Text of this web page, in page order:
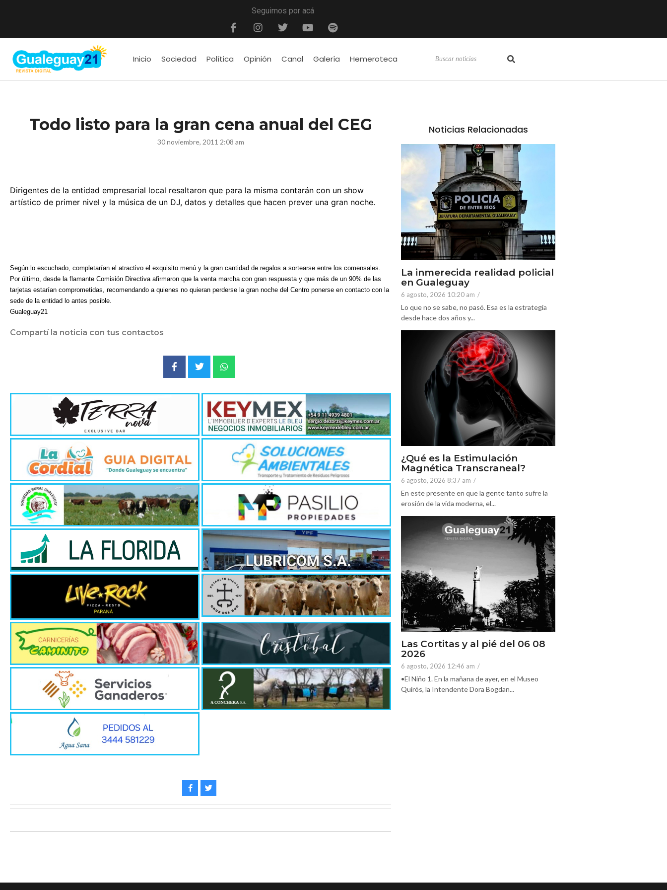
Seguimos por acá
Inicio Sociedad Política Opinión Canal Galería Hemeroteca
Todo listo para la gran cena anual del CEG
30 noviembre, 2011 2:08 am
Dirigentes de la entidad empresarial local resaltaron que para la misma contarán con un show
artístico de primer nivel y la música de un DJ, datos y detalles que hacen prever una gran noche.
Según lo escuchado, completarían el atractivo el exquisito menú y la gran cantidad de regalos a sortearse entre los comensales.
Por último, desde la flamante Comisión Directiva afirmaron que la venta marcha con gran respuesta y que más de un 90% de las
tarjetas estarían comprometidas, recomendando a quienes no quieran perderse la gran noche del Centro ponerse en contacto con la
sede de la entidad lo antes posible.
Gualeguay21
Compartí la noticia con tus contactos
Noticias Relacionadas
La inmerecida realidad policial
en Gualeguay
6 agosto, 2026 10:20 am /
Lo que no se sabe, no pasó. Esa es la estrategia
desde hace dos años y...
¿Qué es la Estimulación
Magnética Transcraneal?
6 agosto, 2026 8:37 am /
En este presente en que la gente tanto sufre la
erosión de la vida moderna, el...
Las Cortitas y al pié del 06 08
2026
6 agosto, 2026 12:46 am /
•El Niño 1. En la mañana de ayer, en el Museo
Quirós, la Intendente Dora Bogdan...